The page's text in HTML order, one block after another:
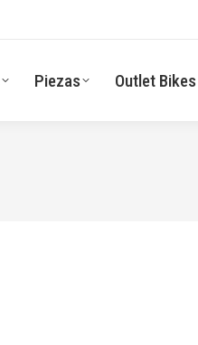
Piezas Outlet Bikes